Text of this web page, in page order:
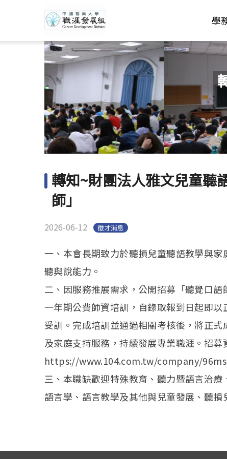
學
轉知~財團法人雅文兒童聽
師」
2026-06-12 徵才消息
一、本會長期致力於聽損兒童聽語教學與
聽與說能力。
二、因服務推展需求，公開招募「聽覺口
一年期公費師資培訓，自錄取報到日起即
受訓。完成培訓並通過相關考核後，將正
及家庭支持服務，持續發展專業職涯。招募
https://www.104.com.tw/company/
三、本職缺歡迎特殊教育、聽力暨語言治
語言學、語言教學及其他與兒童發展、聽